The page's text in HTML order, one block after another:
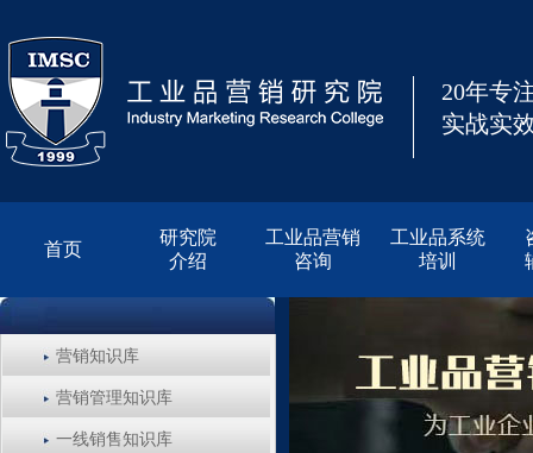
20年专
实战实
首页
研究院
介绍
工业品营销
咨询
工业品系统
培训
营销知识库
营销管理知识库
一线销售知识库